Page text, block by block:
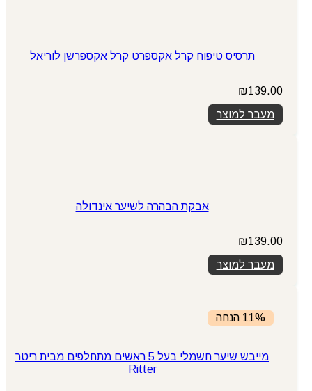
תרסיס טיפוח קרל אקספרט קרל אקספרשן לוריאל
₪139.00
מעבר למוצר
אבקת הבהרה לשיער אינדולה
₪139.00
מעבר למוצר
11% הנחה
מייבש שיער חשמלי בעל 5 ראשים מתחלפים מבית ריטר
Ritter